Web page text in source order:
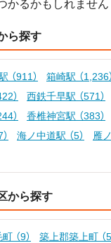
かるかもしれません
ら探す
（911） 箱崎駅 （1,236）
） 西鉄千早駅 （571）
） 香椎神宮駅 （383）
海ノ中道駅 （5） 雁
から探す
町 （9） 築上郡築上町 （